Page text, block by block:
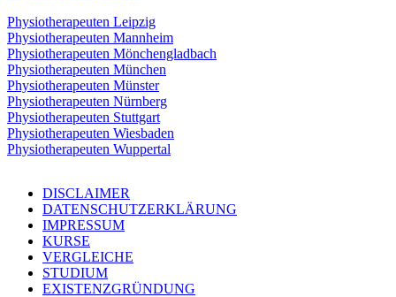
Physiotherapeuten Leipzig
Physiotherapeuten Mannheim
Physiotherapeuten Mönchengladbach
Physiotherapeuten München
Physiotherapeuten Münster
Physiotherapeuten Nürnberg
Physiotherapeuten Stuttgart
Physiotherapeuten Wiesbaden
Physiotherapeuten Wuppertal
DISCLAIMER
DATENSCHUTZERKLÄRUNG
IMPRESSUM
KURSE
VERGLEICHE
STUDIUM
EXISTENZGRÜNDUNG